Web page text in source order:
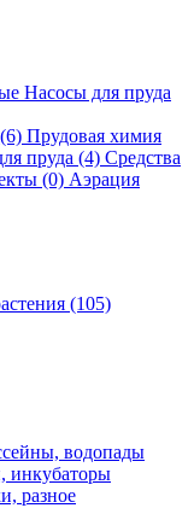
Насосы для пруда
(6) Прудовая химия
пруда (4) Средства
(0) Аэрация
(105)
водопады
инкубаторы
разное